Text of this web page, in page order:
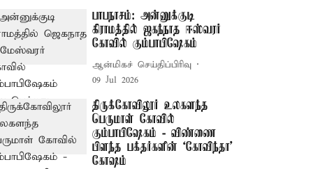
பாபநாசம்: அன்னுக்குடி
கிராமத்தில் ஜகந்நாத ஈஸ்வரர்
கோவில் கும்பாபிஷேகம்
ஆன்மிகச் செய்திப்பிரிவு
09 Jul 2026
திருக்கோவிலூர் உலகளந்த
பெருமாள் கோவில்
கும்பாபிஷேகம் - விண்ணை
பிளந்த பக்தர்களின் ‘கோவிந்தா’
கோஷம்